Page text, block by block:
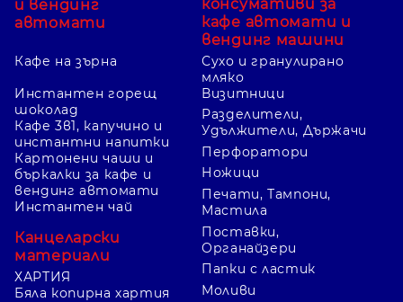
и вендинг
автомати
Кафе на зърна
консумативи за
кафе автомати и
вендинг машини
Сухо и гранулирано
мляко
Инстантен горещ
шоколад
Кафе 3в1, капучино и
инстантни напитки
Картонени чаши и
бъркалки за кафе и
вендинг автомати
Инстантен чай
Канцеларски
материали
ХАРТИЯ
Бяла копирна хартия
Визитници
Разделители,
Удължители, Държачи
Перфоратори
Ножици
Печати, Тампони,
Мастила
Поставки,
Органайзери
Папки с ластик
Моливи